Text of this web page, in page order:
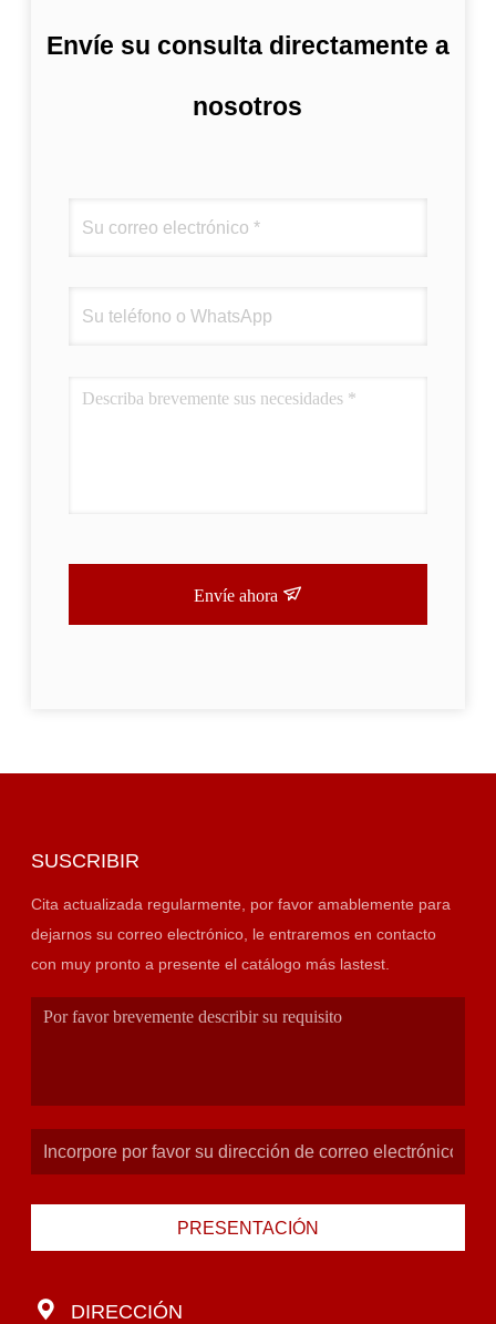
Envíe su consulta directamente a
nosotros
Envíe ahora
SUSCRIBIR
Cita actualizada regularmente, por favor amablemente para
dejarnos su correo electrónico, le entraremos en contacto
con muy pronto a presente el catálogo más lastest.
PRESENTACIÓN
DIRECCIÓN